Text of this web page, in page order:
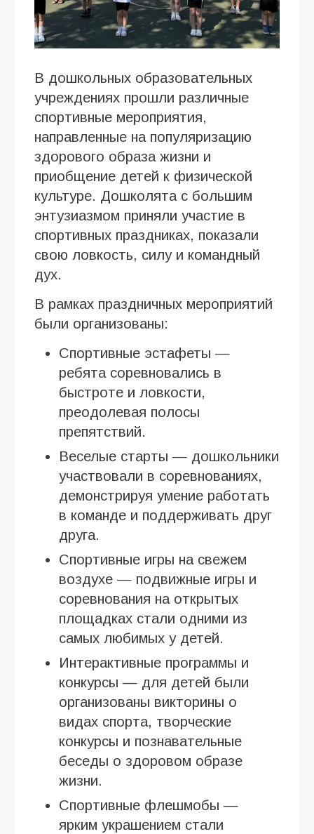
В дошкольных образовательных
учреждениях прошли различные
спортивные мероприятия,
направленные на популяризацию
здорового образа жизни и
приобщение детей к физической
культуре. Дошколята с большим
энтузиазмом приняли участие в
спортивных праздниках, показали
свою ловкость, силу и командный
дух.
В рамках праздничных мероприятий
были организованы:
Спортивные эстафеты —
ребята соревновались в
быстроте и ловкости,
преодолевая полосы
препятствий.
Веселые старты — дошкольники
участвовали в соревнованиях,
демонстрируя умение работать
в команде и поддерживать друг
друга.
Спортивные игры на свежем
воздухе — подвижные игры и
соревнования на открытых
площадках стали одними из
самых любимых у детей.
Интерактивные программы и
конкурсы — для детей были
организованы викторины о
видах спорта, творческие
конкурсы и познавательные
беседы о здоровом образе
жизни.
Спортивные флешмобы —
ярким украшением стали